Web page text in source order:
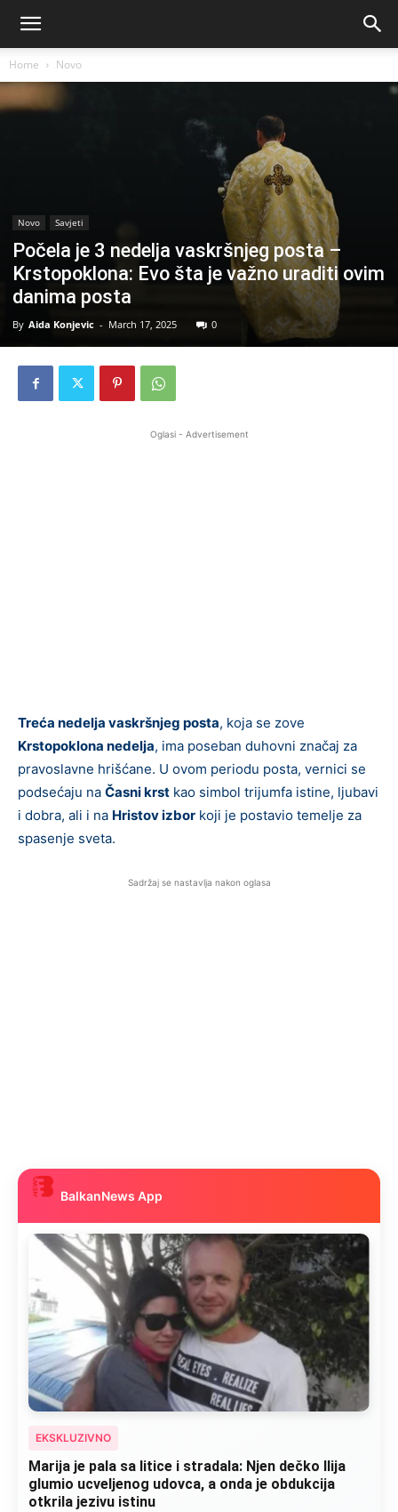
Home Novo
Novo Savjeti
Počela je 3 nedelja vaskršnjeg posta –
Krstopoklona: Evo šta je važno uraditi ovim
danima posta
By Aida Konjevic - March 17, 2025 0
Oglasi - Advertisement
Treća nedelja vaskršnjeg posta, koja se zove
Krstopoklona nedelja, ima poseban duhovni značaj za
pravoslavne hrišćane. U ovom periodu posta, vernici se
podsećaju na Časni krst kao simbol trijumfa istine, ljubavi
i dobra, ali i na Hristov izbor koji je postavio temelje za
spasenje sveta.
Sadržaj se nastavlja nakon oglasa
BalkanNews App
EKSKLUZIVNO
Marija je pala sa litice i stradala: Njen dečko Ilija
glumio ucveljenog udovca, a onda je obdukcija
otkrila jezivu istinu